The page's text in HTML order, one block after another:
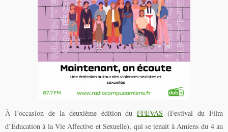
À l’occasion de la deuxième édition duFFEVAS (Festival du Film
d’Éducation à la Vie Affective et Sexuelle), qui se tenait à Amiens du 4 au